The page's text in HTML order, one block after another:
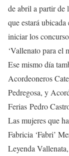
de abril a partir de
que estará
iniciar los
‘Vallenato para el
Ese mismo día
Acordeoneros
Pedregosa, y
Ferias Pedro
Las mujeres que
Fabricia ‘Fabri’
Leyenda